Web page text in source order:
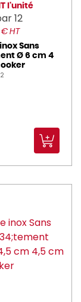
l'unité
12
HT
Sans
Ø 6 cm 4